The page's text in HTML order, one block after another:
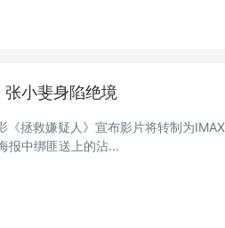
张小斐身陷绝境
拯救嫌疑人》宣布影片将转制为
报中绑匪送上的沾...